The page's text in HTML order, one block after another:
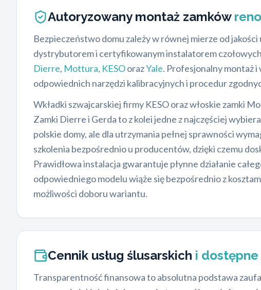
Autoryzowany montaż zamków
Bezpieczeństwo domu zależy w równej mierze od
dystrybutorem i certyfikowanym instalatorem
Dierre, Mottura, KESOorazYale. Profesjonalny montaż
odpowiednich narzędzi kalibracyjnych i procedur
Wkładki szwajcarskiej firmy KESO oraz włoskie zamki
Zamki Dierre i Gerda to z kolei jedne z najczęściej
polskie domy, ale dla utrzymania pełnej sprawności
szkolenia bezpośrednio u producentów, dzięki czemu
Prawidłowa instalacja gwarantuje płynne działanie
odpowiedniego modelu wiąże się bezpośrednio z
możliwości doboru wariantu.
Cennik usług ślusarskich i
Transparentność finansowa to absolutna podstawa